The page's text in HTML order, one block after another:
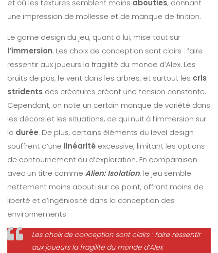
et où les textures semblent moins abouties, donnant
une impression de mollesse et de manque de finition.
Le game design du jeu, quant à lui, mise tout sur
l’immersion. Les choix de conception sont clairs : faire
ressentir aux joueurs la fragilité du monde d’Alex. Les
bruits de pas, le vent dans les arbres, et surtout les cris
stridents des créatures créent une tension constante.
Cependant, on note un certain manque de variété dans
les décors et les situations, ce qui nuit à l’immersion sur
la durée. De plus, certains éléments du level design
souffrent d’une linéarité excessive, limitant les options
de contournement ou d’exploration. En comparaison
avec un titre comme Alien: Isolation, le jeu semble
nettement moins abouti sur ce point, offrant moins de
liberté et d’ingéniosité dans la conception des
environnements.
Les choix de conception sont clairs : faire ressentir
aux joueurs la fragilité du monde d’Alex